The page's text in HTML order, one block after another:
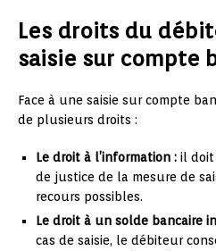
Les droits du
saisie sur compte
Face à une saisie sur compte
de plusieurs droits :
Le droit à l’information : il doit
de justice de la mesure de
recours possibles.
Le droit à un solde bancaire
cas de saisie, le débiteur